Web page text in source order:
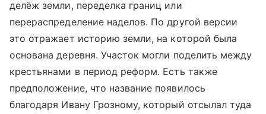
делёж земли, переделка границ или
перераспределение наделов. По другой версии
это отражает историю земли, на которой была
основана деревня. Участок могли поделить между
крестьянами в период реформ. Есть также
предположение, что название появилось
благодаря Ивану Грозному, который отсылал туда